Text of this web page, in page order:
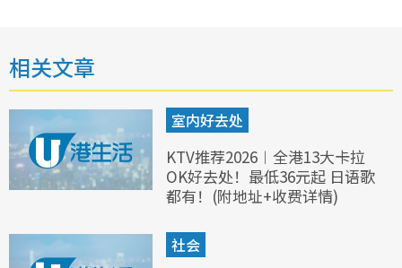
相关文章
室内好去处
KTV推荐2026︱全港13大卡拉
OK好去处！最低36元起 日语歌
都有！(附地址+收费详情)
社会